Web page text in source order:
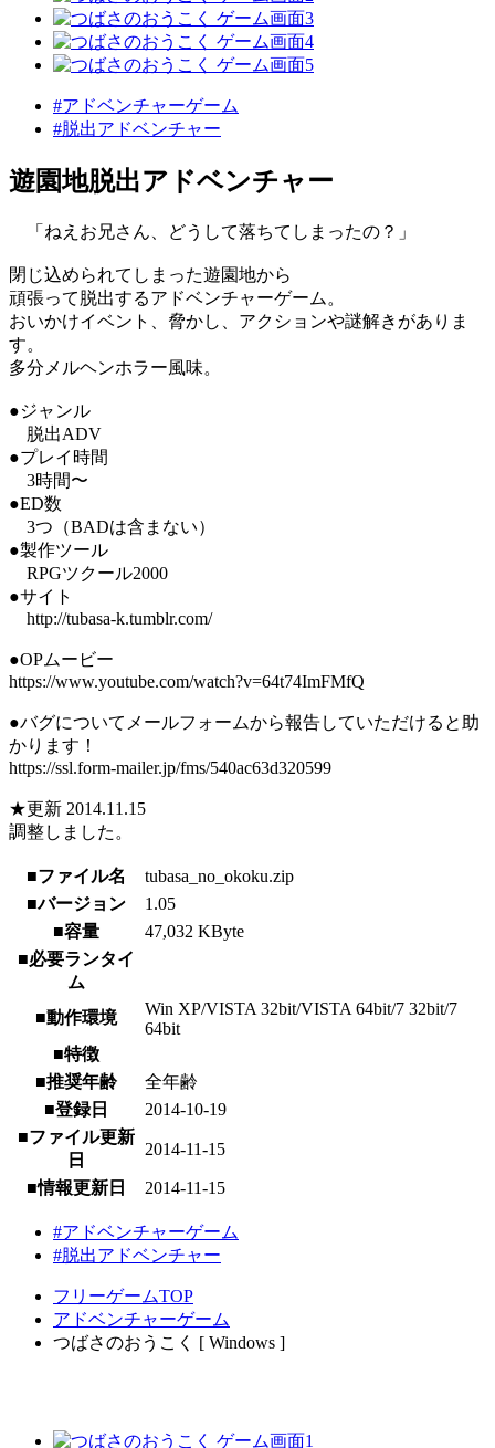
#アドベンチャーゲーム
#脱出アドベンチャー
遊園地脱出アドベンチャー
「ねえお兄さん、どうして落ちてしまったの？」
閉じ込められてしまった遊園地から
頑張って脱出するアドベンチャーゲーム。
おいかけイベント、脅かし、アクションや謎解きがありま
す。
多分メルヘンホラー風味。
●ジャンル
脱出ADV
●プレイ時間
3時間〜
●ED数
3つ（BADは含まない）
●製作ツール
RPGツクール2000
●サイト
http://tubasa-k.tumblr.com/
●OPムービー
https://www.youtube.com/watch?v=64t74ImFMfQ
●バグについてメールフォームから報告していただけると助
かります！
https://ssl.form-mailer.jp/fms/540ac63d320599
★更新 2014.11.15
調整しました。
■ファイル名
tubasa_no_okoku.zip
■バージョン
1.05
■容量
47,032 KByte
■必要ランタイ
ム
■動作環境
Win XP/VISTA 32bit/VISTA 64bit/7 32bit/7
64bit
■特徴
■推奨年齢
全年齢
■登録日
2014-10-19
■ファイル更新
日
2014-11-15
■情報更新日 2014-11-15
#アドベンチャーゲーム
#脱出アドベンチャー
フリーゲームTOP
アドベンチャーゲーム
つばさのおうこく [ Windows ]